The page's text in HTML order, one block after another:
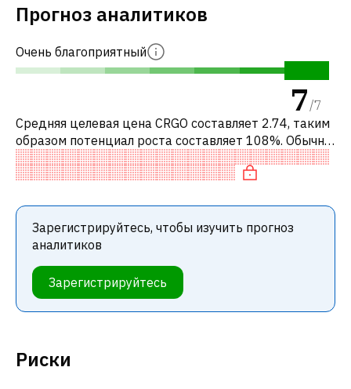
Риски
Прогноз аналитиков
Очень благоприятный
7/7
Средняя целевая цена CRGO составляет 2.74, таким
образом потенциал роста составляет 108%. Обычно
это означает рекомендацию «ПОКУПАТЬ» среди
инвестиционных компаний или ре
Зарегистрируйтесь, чтобы изучить прогноз
аналитиков
Зарегистрируйтесь